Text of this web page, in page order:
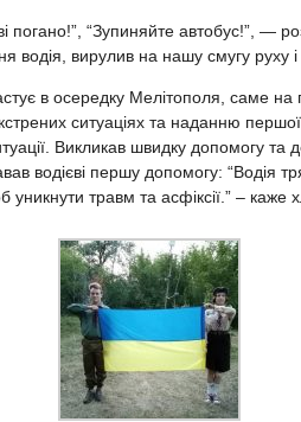
погано!”, “Зупиняйте автобус!”, —
водія, вирулив на нашу смугу руху
в осередку Мелітополя, саме на
ситуаціях та наданню
Викликав швидку допомогу та
водієві першу допомогу: “Водія
травм та асфіксії.” – каже